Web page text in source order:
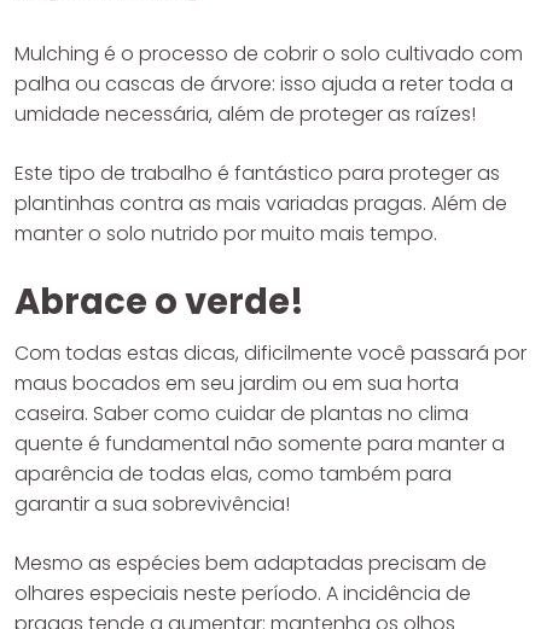
Mulching é o processo de cobrir o solo cultivado com
palha ou cascas de árvore: isso ajuda a reter toda a
umidade necessária, além de proteger as raízes!
Este tipo de trabalho é fantástico para proteger as
plantinhas contra as mais variadas pragas. Além de
manter o solo nutrido por muito mais tempo.
Abrace o verde!
Com todas estas dicas, dificilmente você passará por
maus bocados em seu jardim ou em sua horta
caseira. Saber como cuidar de plantas no clima
quente é fundamental não somente para manter a
aparência de todas elas, como também para
garantir a sua sobrevivência!
Mesmo as espécies bem adaptadas precisam de
olhares especiais neste período. A incidência de